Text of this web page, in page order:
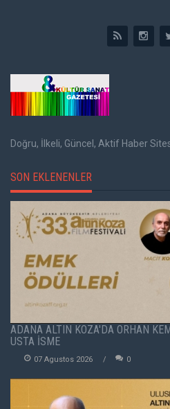
Doğru, İlkeli, Güncel, Aktif Haber
SON EKLENENLER
ADANA ALTIN KOZA'DA ORHAN
USTA İSME
07 Agustos 2026 0